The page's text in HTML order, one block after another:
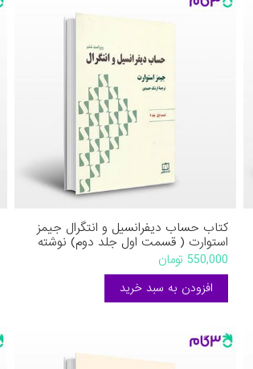
کتاب حساب دیفرانسیل و انتگرال جیمز
استوارت ( قسمت اول جلد دوم) نوشته
جیمز استوارت ترجمه ارشک حمیدی از
فاطمی
550,000 تومان